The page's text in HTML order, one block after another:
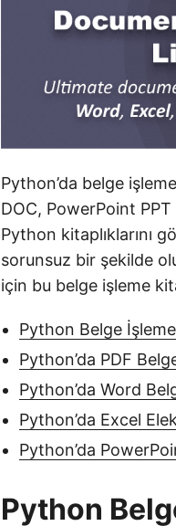
Python’da belge
DOC, PowerPoint
Python kitaplıklarını
sorunsuz bir şekilde
için bu belge işleme
Python Belge İşleme
Python’da PDF
Python’da Word
Python’da Excel
Python’da
Python